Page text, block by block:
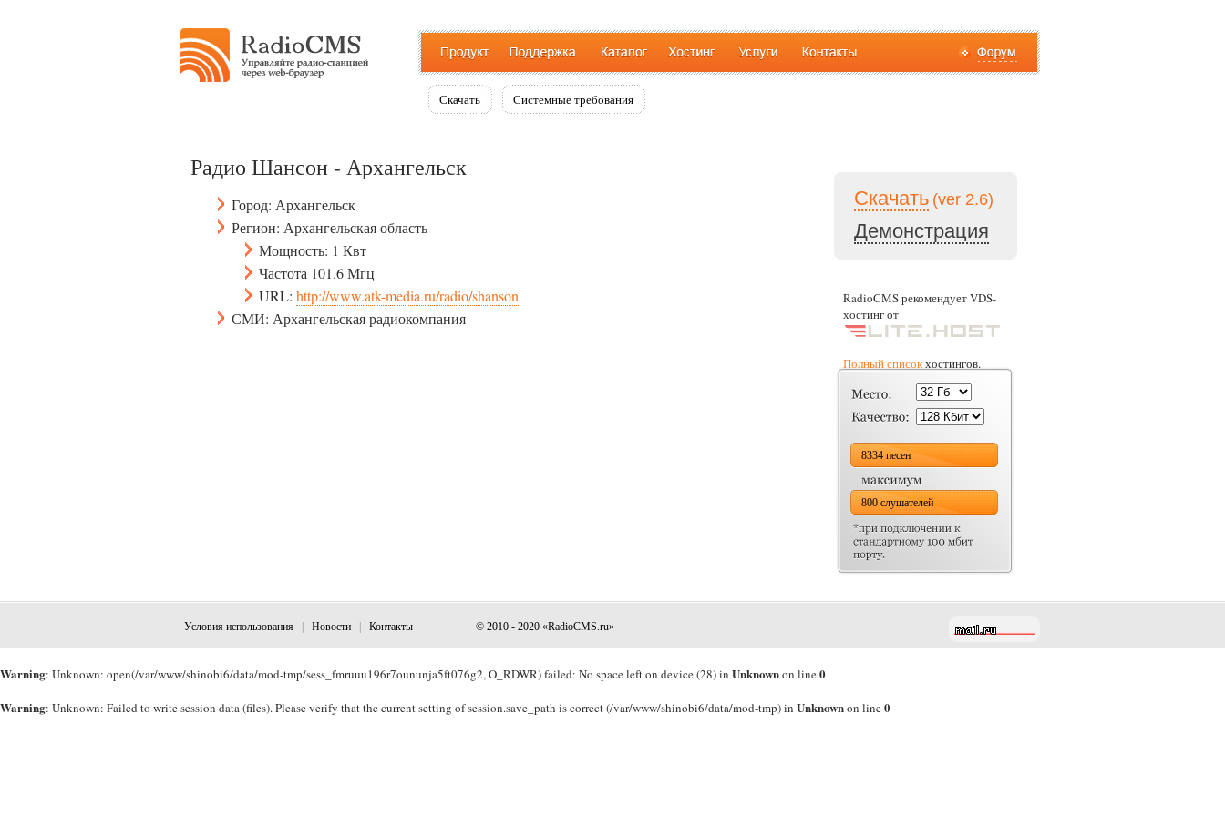
Скачать Системные требования
Радио Шансон - Архангельск
Город: Архангельск
Регион: Архангельская область
Мощность: 1 Квт
Частота 101.6 Мгц
URL: http://www.atk-media.ru/radio/shanson
СМИ: Архангельская радиокомпания
Скачать (ver 2.6)
Демонстрация
RadioCMS рекомендует VDS-
хостинг от
Полный списокхостингов.
8334 песен
800 слушателей
Условия использования Новости Контакты © 2010 - 2020 «RadioCMS.ru»
Warning: Unknown: open(/var/www/shinobi6/data/mod-tmp/sess_fmruuu196r7oununja5ft076g2, O_RDWR) failed: No space left on device (28) in Unknownon line0
Warning: Unknown: Failed to write session data (files). Please verify that the current setting of session.save_path is correct (/var/www/shinobi6/data/mod-tmp) in Unknownon line0